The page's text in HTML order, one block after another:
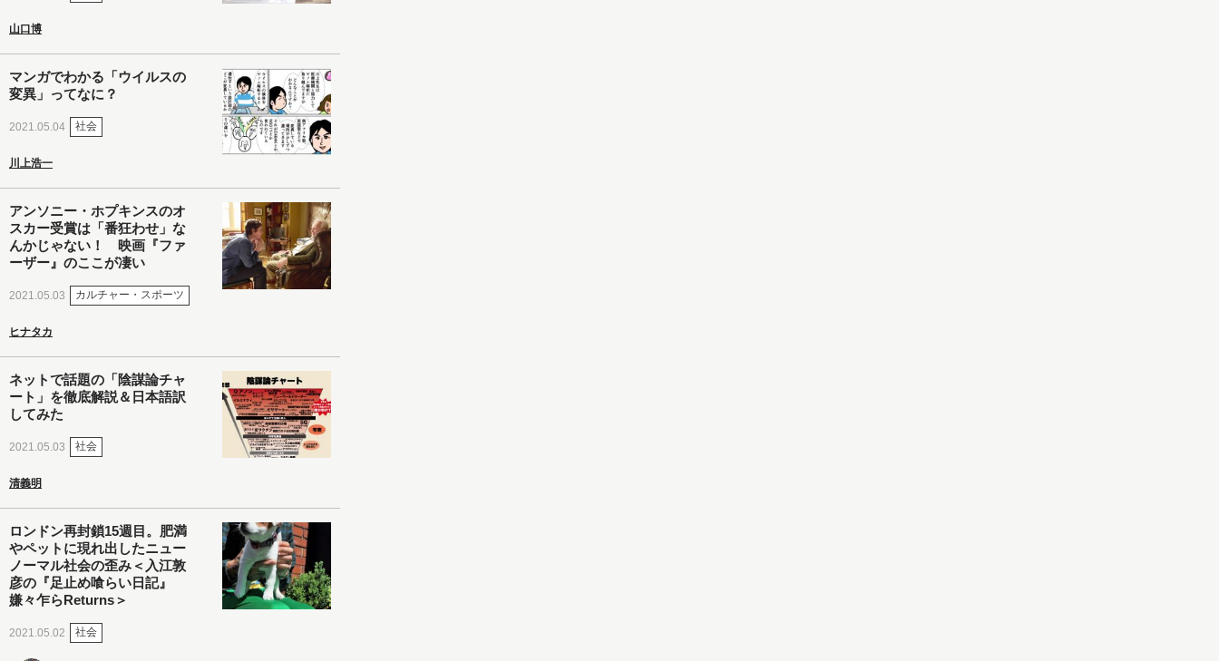
山口博
マンガでわかる「ウイルスの
変異」ってなに？
2021.05.04 社会
川上浩一
アンソニー・ホプキンスのオ
スカー受賞は「番狂わせ」な
んかじゃない！ 映画『ファ
ーザー』のここが凄い
2021.05.03 カルチャー・スポーツ
ヒナタカ
ネットで話題の「陰謀論チャ
ート」を徹底解説＆日本語訳
してみた
2021.05.03 社会
清義明
ロンドン再封鎖15週目。肥満
やペットに現れ出したニュー
ノーマル社会の歪み＜入江敦
彦の『足止め喰らい日記』
嫌々乍らReturns＞
2021.05.02 社会